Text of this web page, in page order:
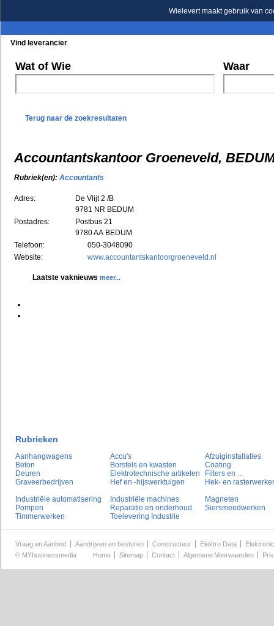
Wielevert maakt gebruik van
Vind leverancier
Wat of Wie Waar
Terug naar de zoekresultaten
Accountantskantoor Groeneveld,
Rubriek(en): Accountants
Adres:
De Vlijt 2 /B
9781 NR BEDUM
Postadres:
Postbus 21
9780 AA BEDUM
Telefoon:
050-3048090
Website:
www.accountantskantoorgroeneveld.nl
Laatste vaknieuws meer...
Rubrieken
Aanhangwagens Accu's
Afzuiginstallaties
Beton
Borstels en kwasten
Coating
Deuren
Elektrotechnische artikelen
Filters en ...
Graveerbedrijven
Hef en -hijswerktuigen
Hek- en
Industriële automatisering
Industriële machines
Magneten
Pompen
Reparatie en onderhoud
Siersmeedwerken
Timmerwerken
Toelevering Industrie
Vraag en Aanbod Aandrijven en besturen Constructeur Elektro Data
© MYbusinessmedia Home Sitemap Contact Algemene Voorwaarden